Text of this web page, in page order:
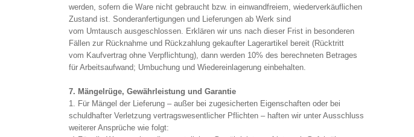
werden, sofern die Ware nicht gebraucht bzw. in einwandfreiem, wiederverkäuflichen
Zustand ist. Sonderanfertigungen und Lieferungen ab Werk sind
vom Umtausch ausgeschlossen. Erklären wir uns nach dieser Frist in besonderen
Fällen zur Rücknahme und Rückzahlung gekaufter Lagerartikel bereit (Rücktritt
vom Kaufvertrag ohne Verpflichtung), dann werden 10% des berechneten Betrages
für Arbeitsaufwand; Umbuchung und Wiedereinlagerung einbehalten.
7. Mängelrüge, Gewährleistung und Garantie
1. Für Mängel der Lieferung – außer bei zugesicherten Eigenschaften oder bei
schuldhafter Verletzung vertragswesentlicher Pflichten – haften wir unter Ausschluss
weiterer Ansprüche wie folgt: